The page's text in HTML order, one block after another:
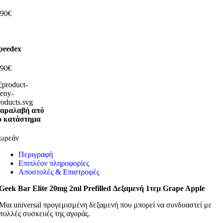
από
κατάστημα
Περιγραφή
Επιπλέον πληροφορίες
Αποστολές & Επιστροφές
Bar Elite 20mg 2ml Prefilled Δεξαμενή 1τεμ Grape Apple
universal προγεμισμένη δεξαμενή που μπορεί να συνδυαστεί με
συσκευές της αγοράς.